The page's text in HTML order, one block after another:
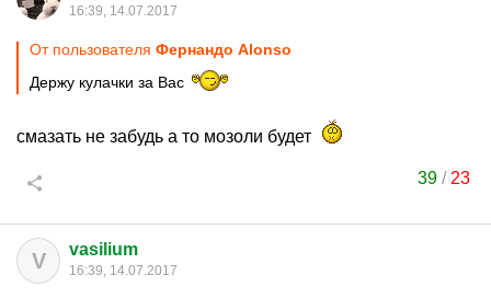
16:39, 14.07.2017
От пользователя Фернандо Alonso
Держу кулачки за Вас
смазать не забудь а то мозоли будет
39/ 23
V vasilium
16:39, 14.07.2017